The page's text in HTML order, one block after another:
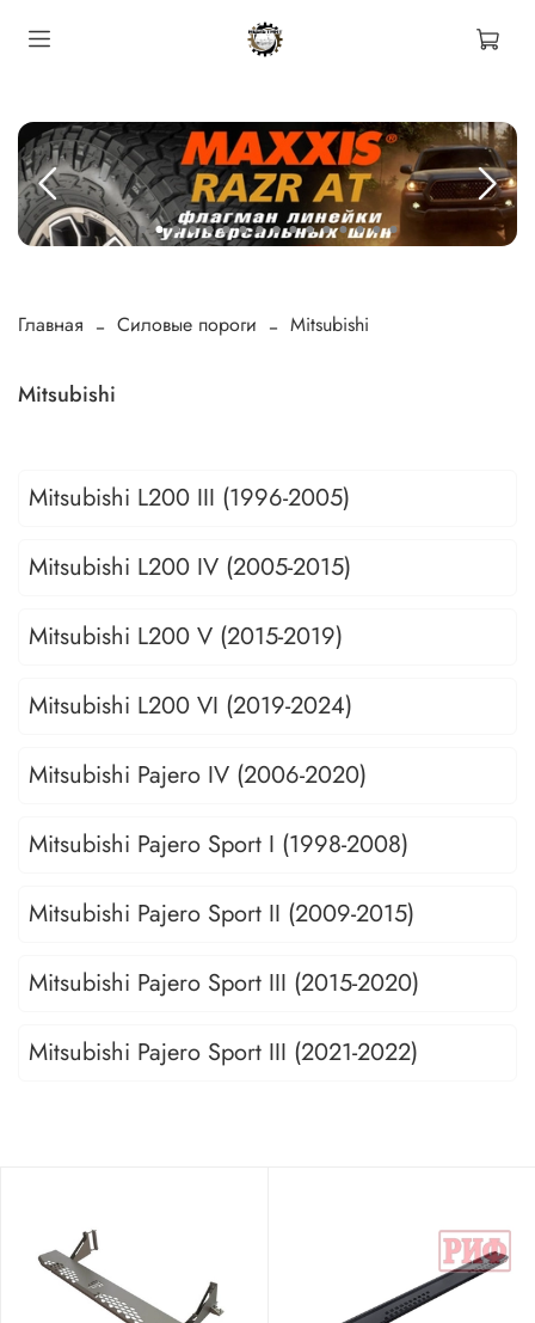
Главная Силовые пороги Mitsubishi
Mitsubishi
Mitsubishi L200 III (1996-2005)
Mitsubishi L200 IV (2005-2015)
Mitsubishi L200 V (2015-2019)
Mitsubishi L200 VI (2019-2024)
Mitsubishi Pajero IV (2006-2020)
Mitsubishi Pajero Sport I (1998-2008)
Mitsubishi Pajero Sport II (2009-2015)
Mitsubishi Pajero Sport III (2015-2020)
Mitsubishi Pajero Sport III (2021-2022)